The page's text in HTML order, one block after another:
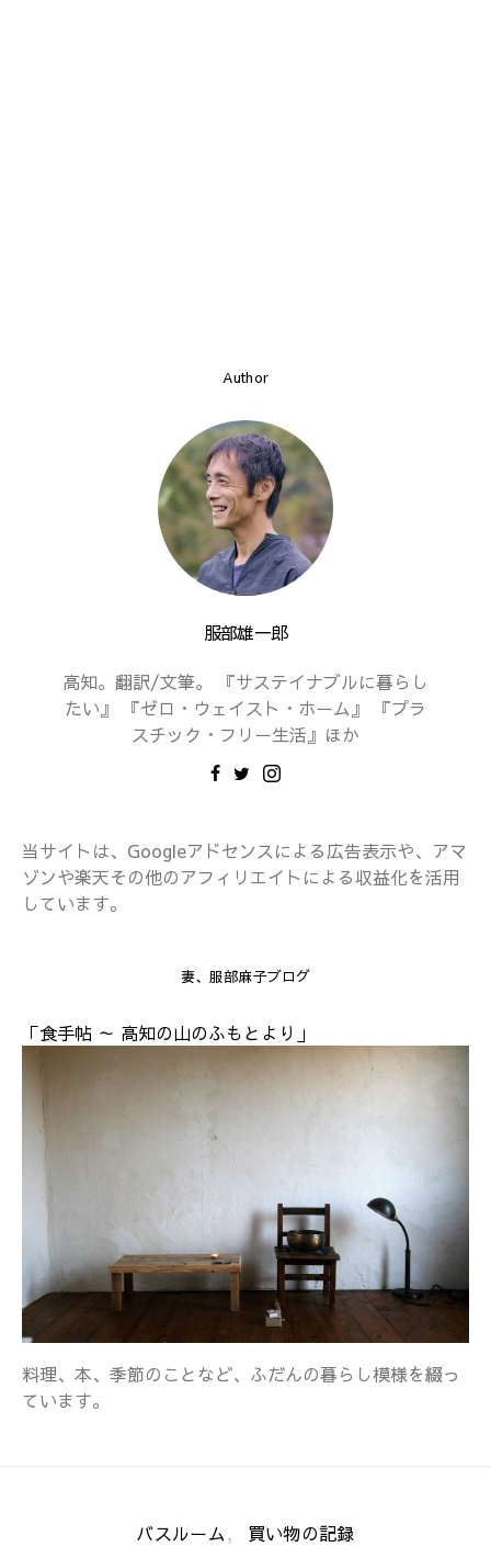
Author
服部雄一郎
高知。翻訳/文筆。 『サステイナブルに暮らし
たい』 『ゼロ・ウェイスト・ホーム』 『プラ
スチック・フリー生活』ほか
当サイトは、Googleアドセンスによる広告表示や、アマ
ゾンや楽天その他のアフィリエイトによる収益化を活用
しています。
妻、服部麻子ブログ
「食手帖 ～ 高知の山のふもとより」
料理、本、季節のことなど、ふだんの暮らし模様を綴っ
ています。
バスルーム 買い物の記録